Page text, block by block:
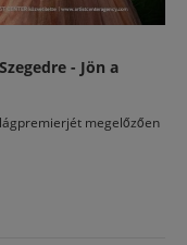
- Jön a
megelőzően